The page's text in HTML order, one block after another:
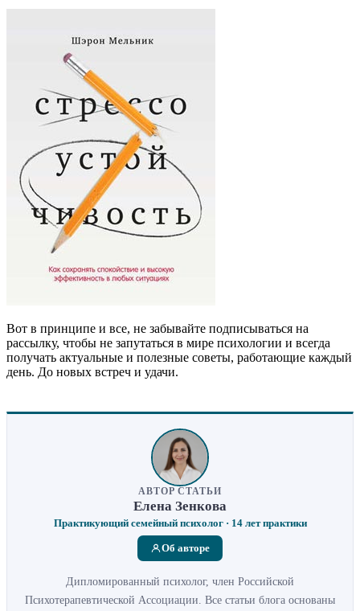
Вот в принципе и все, не забывайте подписываться на
рассылку, чтобы не запутаться в мире психологии и всегда
получать актуальные и полезные советы, работающие каждый
день. До новых встреч и удачи.
АВТОР СТАТЬИ
Елена Зенкова
Практикующий семейный психолог · 14 лет практики
Об авторе
Дипломированный психолог, член Российской
Психотерапевтической Ассоциации. Все статьи блога основаны